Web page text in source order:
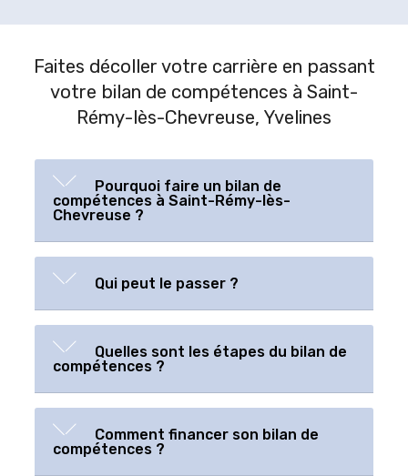
Faites décoller votre carrière en passant
votre bilan de compétences à Saint-
Rémy-lès-Chevreuse, Yvelines
Pourquoi faire un bilan de
compétences à Saint-Rémy-lès-
Chevreuse ?
Qui peut le passer ?
Quelles sont les étapes du bilan de
compétences ?
Comment financer son bilan de
compétences ?